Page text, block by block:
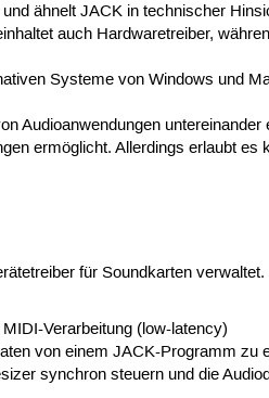
ähnelt JACK in technischer
auch Hardwaretreiber,
Systeme von Windows und
Audioanwendungen
ermöglicht. Allerdings erlaubt
für Soundkarten
Verarbeitung (low-latency)
von einem JACK-Programm
synchron steuern und die